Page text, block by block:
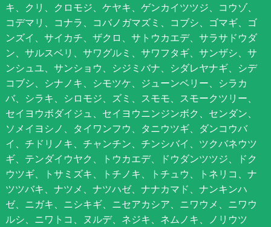
キ、クリ、クロモジ、ケヤキ、ゲンカイツツジ、コウゾ、
コデマリ、コナラ、コバノガマズミ、コブシ、ゴマギ、ゴ
ンズイ、サイカチ、ザクロ、サトウカエデ、サラサドウダ
ン、サルスベリ、サワグルミ、サワフタギ、サンザシ、サ
ンシュユ、サンショウ、シジミバナ、シダレヤナギ、シデ
コブシ、シナノキ、シモツケ、ジューンベリー、シラカ
バ、シラキ、シロモジ、ズミ、スモモ、スモークツリー、
セイヨウボダイジュ、セイヨウニンジンボク、センダン、
ソメイヨシノ、タイワンフウ、タニウツギ、ダンコウバ
イ、チドリノキ、チャンチン、チンシバイ、ツクバネウツ
ギ、テンダイウヤク、トウカエデ、ドウダンツツジ、ドク
ウツギ、トサミズキ、トチノキ、トチュウ、トネリコ、ナ
ツツバキ、ナツメ、ナツハゼ、ナナカマド、ナンキンハ
ゼ、ニガキ、ニシキギ、ニセアカシア、ニワウメ、ニワウ
ルシ、ニワトコ、ヌルデ、ネジキ、ネムノキ、ノリウツ